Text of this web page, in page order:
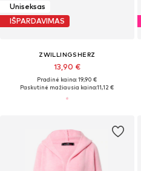
Uniseksas
IŠPARDAVIMAS
ZWILLINGSHERZ
13,90 €
Pradinė kaina: 19,90 €
Paskutinė mažiausia kaina:11,12 €